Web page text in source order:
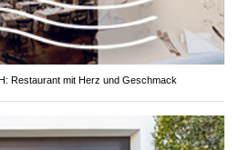
Restaurant mit Herz und Geschmack